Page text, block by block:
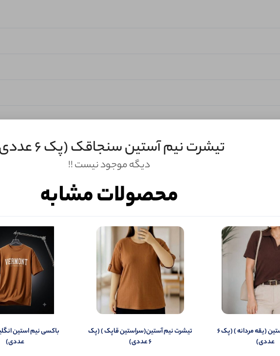
ثبـــــت‌دیدگاه
به‌عنوان کاربر
شما هم می‌توانید در مورد این کالا نظر دهید.
تمایل می‌توانید به صورت ناشناس نیز دیدگاه خود را ثبت کنید.
تیشرت نیم آستین سنجاقک (پک 6 عددی)
دیگه موجود نیست !!
محصولات مشابه
تیشرت نیم آستین (یقه مردانه ) (پک 6
عددی)
تیشرت نیم آستین(سراستین قاپک ) (پک
6 عددی)
عددی)